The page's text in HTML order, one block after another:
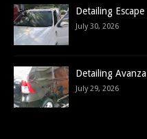
Detailing
July 30, 2026
Detailing Avanza
July 29, 2026